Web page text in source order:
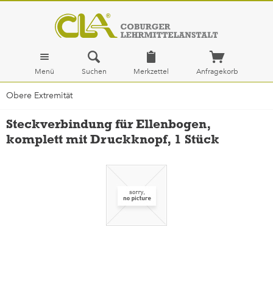
Menü Suchen Merkzettel Anfragekorb
Obere Extremität
Steckverbindung für Ellenbogen,
komplett mit Druckknopf, 1 Stück